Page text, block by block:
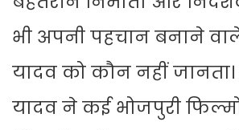
भी अपनी पहचान बनाने
यादव को कौन नहीं
यादव ने कई भोजपुरी